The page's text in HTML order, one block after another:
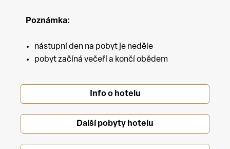
Poznámka:
nástupní den na pobyt je neděle
pobyt začíná večeří a končí obědem
Info o hotelu
Další pobyty hotelu